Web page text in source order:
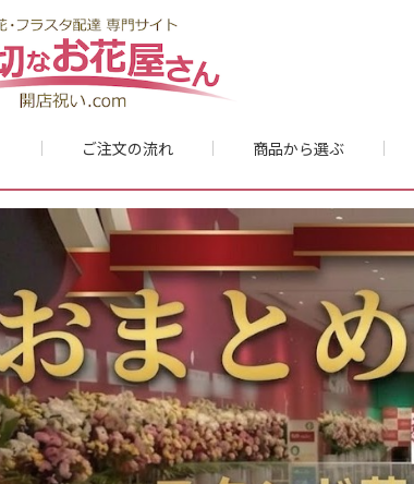
ご注文の流れ 商品から選ぶ